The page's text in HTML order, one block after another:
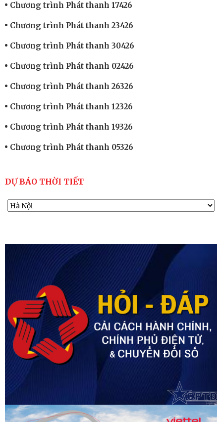
Chương trình Phát thanh 17426
Chương trình Phát thanh 23426
Chương trình Phát thanh 30426
Chương trình Phát thanh 02426
Chương trình Phát thanh 26326
Chương trình Phát thanh 12326
Chương trình Phát thanh 19326
Chương trình Phát thanh 05326
DỰ BÁO THỜI TIẾT